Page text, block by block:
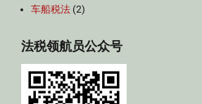
车船税法 (2)
法税领航员公众号